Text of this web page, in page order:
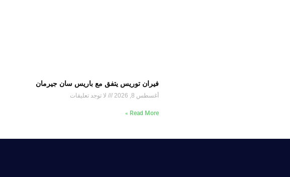
فيران توريس يتفق مع باريس سان جيرمان
أغسطس 8, 2026 لا توجد تعليقات
Read More »